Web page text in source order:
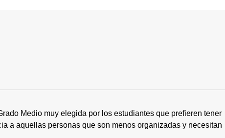
Medio muy elegida por los estudiantes que prefieren tener
a aquellas personas que son menos organizadas y necesitan